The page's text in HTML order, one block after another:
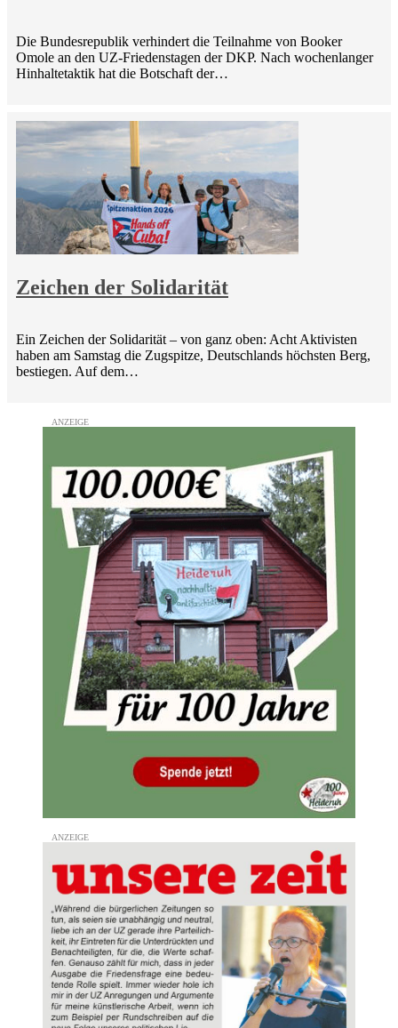
Die Bundesrepublik verhindert die Teilnahme von Booker
Omole an den UZ-Friedenstagen der DKP. Nach wochenlanger
Hinhaltetaktik hat die Botschaft der…
Zeichen der Solidarität
Ein Zeichen der Solidarität – von ganz oben: Acht Aktivisten
haben am Samstag die Zugspitze, Deutschlands höchsten Berg,
bestiegen. Auf dem…